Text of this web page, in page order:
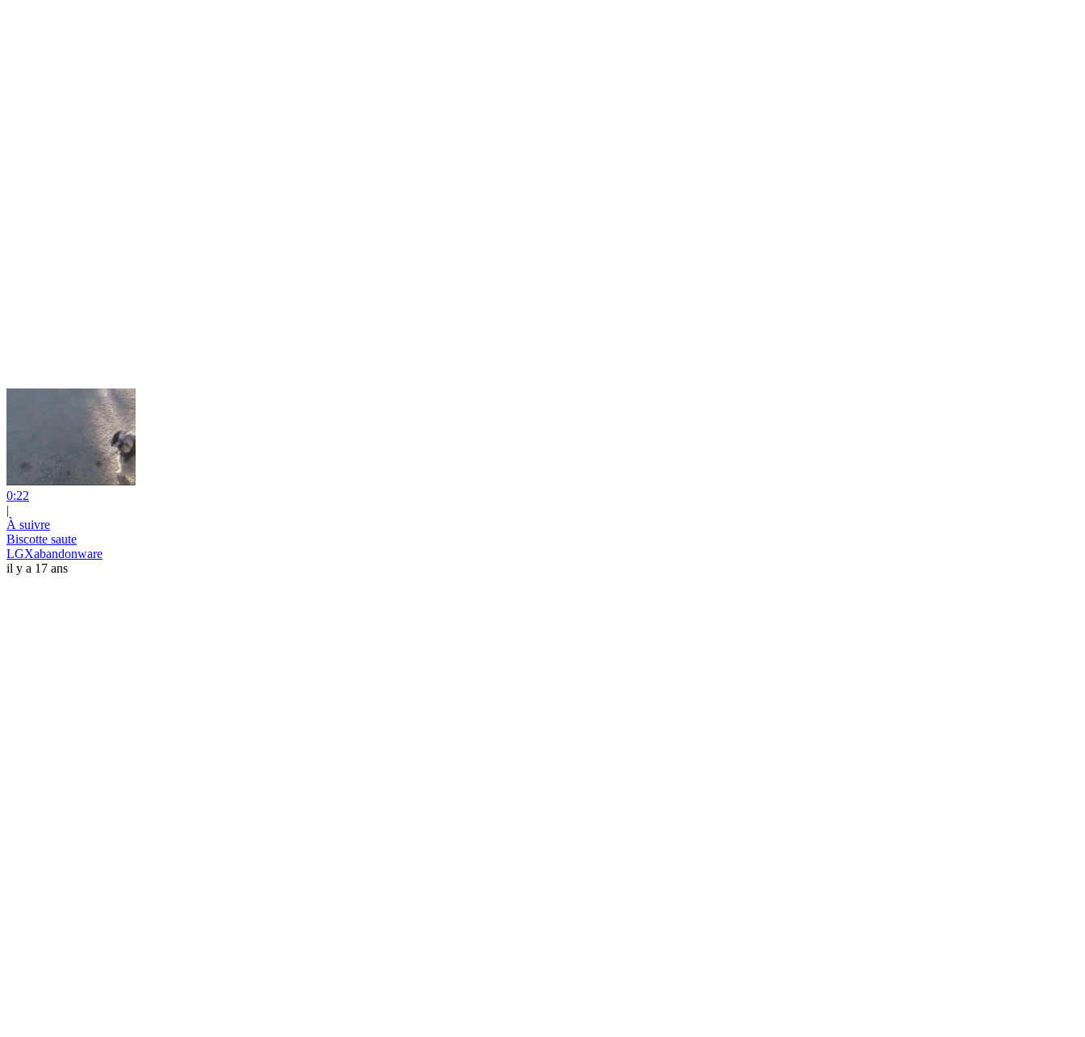
0:22
|
À suivre
Biscotte saute
LGXabandonware
il y a 17 ans